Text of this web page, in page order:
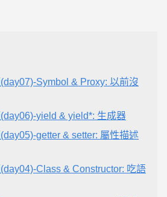
Symbol & Proxy: 以前沒
yield & yield*: 生成器
getter & setter: 屬性描述
Class & Constructor: 吃語